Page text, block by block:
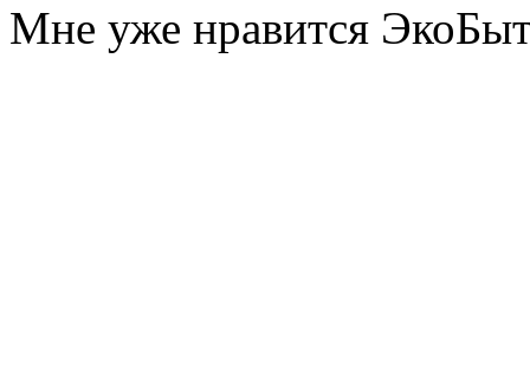
Мне уже нравится